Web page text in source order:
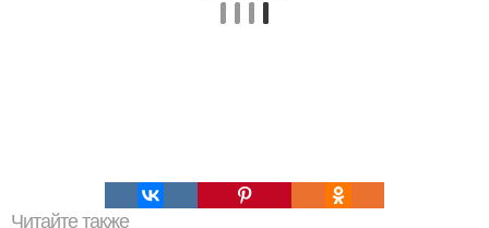
Читайте также